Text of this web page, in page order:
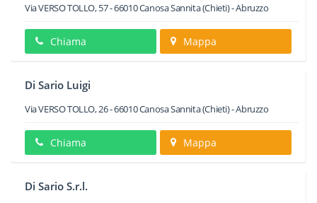
Via VERSO TOLLO, 57-66010Canosa Sannita(Chieti) -Abruzzo
Chiama Mappa
Di Sario Luigi
Via VERSO TOLLO, 26-66010Canosa Sannita(Chieti) -Abruzzo
Chiama Mappa
Di Sario S.r.l.